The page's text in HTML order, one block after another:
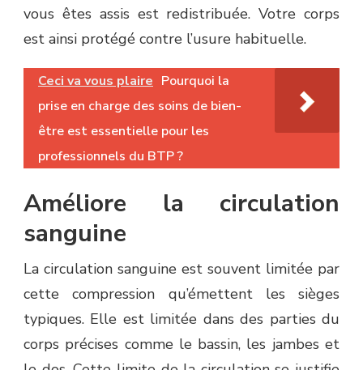
vous êtes assis est redistribuée. Votre corps
est ainsi protégé contre l’usure habituelle.
Ceci va vous plaire Pourquoi la
prise en charge des soins de bien-
être est essentielle pour les
professionnels du BTP ?
Améliore la circulation
sanguine
La circulation sanguine est souvent limitée par
cette compression qu’émettent les sièges
typiques. Elle est limitée dans des parties du
corps précises comme le bassin, les jambes et